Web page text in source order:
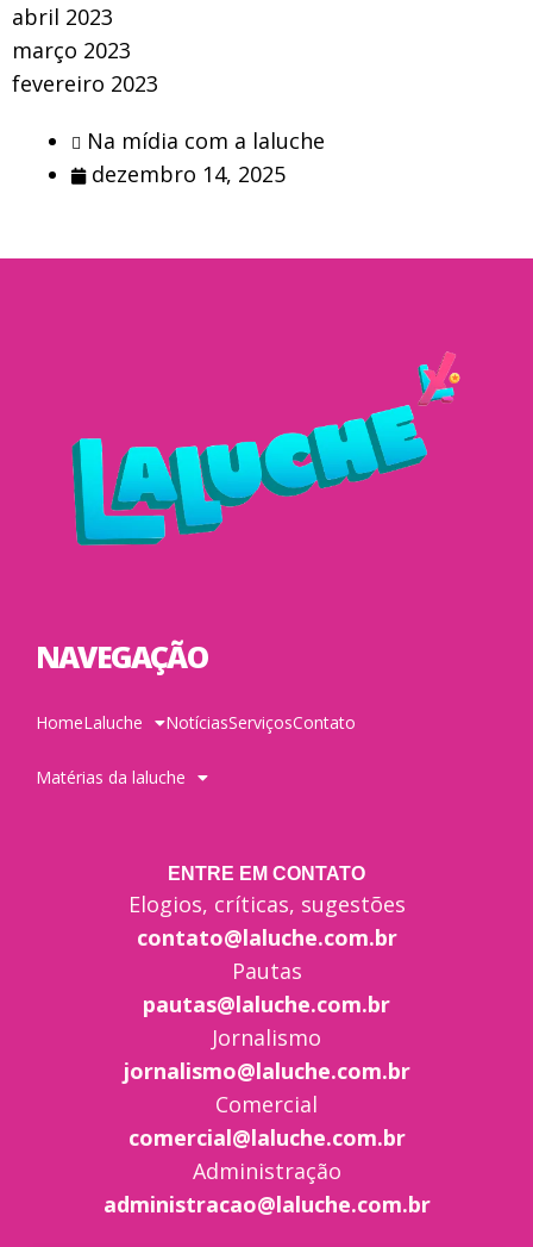
abril 2023
março 2023
fevereiro 2023
Na mídia com a laluche
dezembro 14, 2025
NAVEGAÇÃO
HomeLaluche NotíciasServiçosContato
Matérias da laluche
ENTRE EM CONTATO
Elogios, críticas, sugestões
contato@laluche.com.br
Pautas
pautas@laluche.com.br
Jornalismo
jornalismo@laluche.com.br
Comercial
comercial@laluche.com.br
Administração
administracao@laluche.com.br